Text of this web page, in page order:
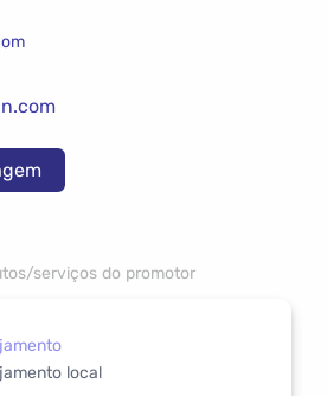
serviços do promotor
local